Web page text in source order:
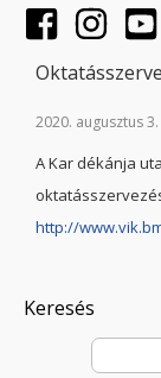
2020. augusztus 3.
A Kar dékánja
http://
Keresés